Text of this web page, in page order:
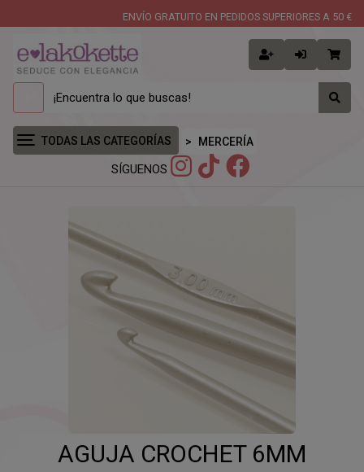
ENVÍO GRATUITO EN PEDIDOS SUPERIORES A 50 €
TODAS LAS CATEGORÍAS MERCERÍA
SÍGUENOS
AGUJA CROCHET 6MM